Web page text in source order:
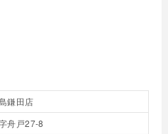
鎌田店
舟戸27-8